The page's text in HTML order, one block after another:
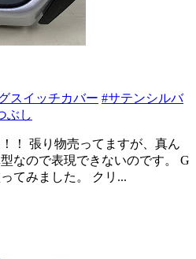
スイッチカバー #サテンシルバ
ぶし
！ 張り物売ってますが、真ん
なので表現できないのです。 G
てみました。 クリ...